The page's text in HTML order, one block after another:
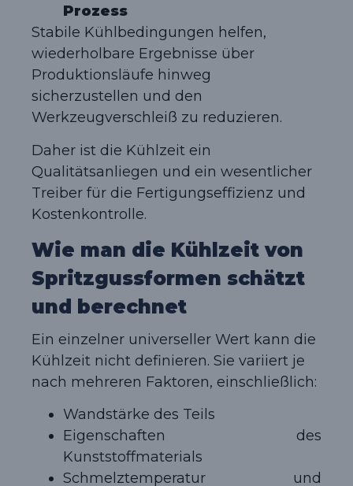
Prozess
Stabile Kühlbedingungen helfen,
wiederholbare Ergebnisse über
Produktionsläufe hinweg
sicherzustellen und den
Werkzeugverschleiß zu reduzieren.
Daher ist die Kühlzeit ein
Qualitätsanliegen und ein wesentlicher
Treiber für die Fertigungseffizienz und
Kostenkontrolle.
Wie man die Kühlzeit von
Spritzgussformen schätzt
und berechnet
Ein einzelner universeller Wert kann die
Kühlzeit nicht definieren. Sie variiert je
nach mehreren Faktoren, einschließlich:
Wandstärke des Teils
Eigenschaften des
Kunststoffmaterials
Schmelztemperatur und